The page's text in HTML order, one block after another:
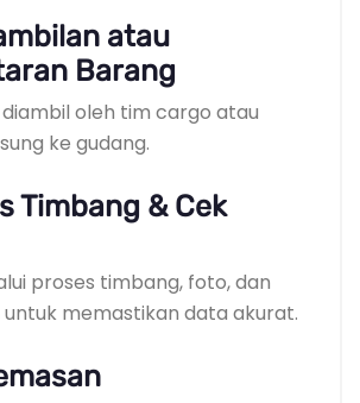
atau
Barang
oleh tim cargo atau
ke gudang.
Timbang & Cek
proses timbang, foto, dan
memastikan data akurat.